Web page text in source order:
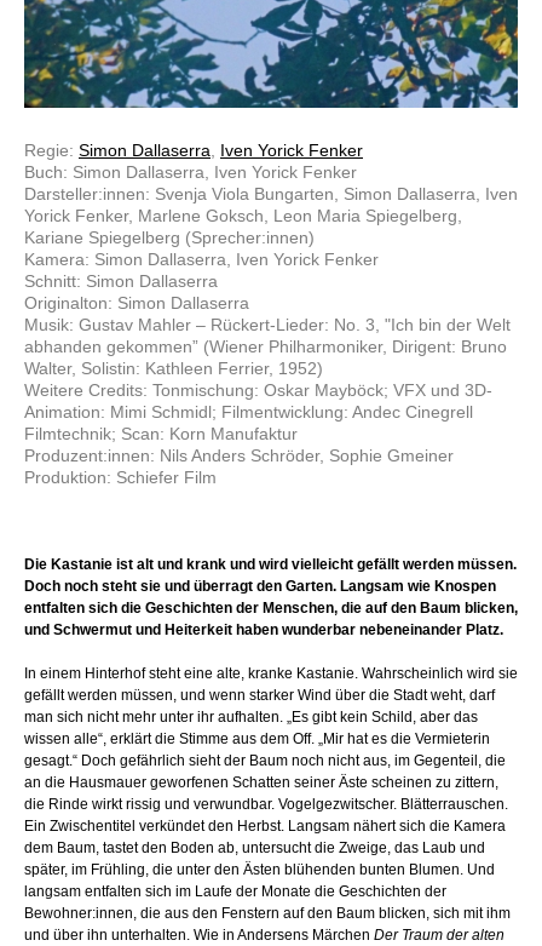
Regie: Simon Dallaserra
Iven Yorick Fenker
Buch: Simon Dallaserra, Iven Yorick Fenker
Darsteller:innen: Svenja Viola Bungarten, Simon Dallaserra, Iven
Yorick Fenker, Marlene Goksch, Leon Maria Spiegelberg,
Kariane Spiegelberg (Sprecher:innen)
Kamera: Simon Dallaserra, Iven Yorick Fenker
Schnitt: Simon Dallaserra
Originalton: Simon Dallaserra
Musik: Gustav Mahler – Rückert-Lieder: No. 3, "Ich bin der Welt
abhanden gekommen” (Wiener Philharmoniker, Dirigent: Bruno
Walter, Solistin: Kathleen Ferrier, 1952)
Weitere Credits: Tonmischung: Oskar Mayböck; VFX und 3D-
Animation: Mimi Schmidl; Filmentwicklung: Andec Cinegrell
Filmtechnik; Scan: Korn Manufaktur
Produzent:innen: Nils Anders Schröder, Sophie Gmeiner
Produktion: Schiefer Film
Die Kastanie ist alt und krank und wird vielleicht gefällt werden müssen.
Doch noch steht sie und überragt den Garten. Langsam wie Knospen
entfalten sich die Geschichten der Menschen, die auf den Baum blicken,
und Schwermut und Heiterkeit haben wunderbar nebeneinander Platz.
In einem Hinterhof steht eine alte, kranke Kastanie. Wahrscheinlich wird sie
gefällt werden müssen, und wenn starker Wind über die Stadt weht, darf
man sich nicht mehr unter ihr aufhalten. „Es gibt kein Schild, aber das
wissen alle“, erklärt die Stimme aus dem Off. „Mir hat es die Vermieterin
gesagt.“ Doch gefährlich sieht der Baum noch nicht aus, im Gegenteil, die
an die Hausmauer geworfenen Schatten seiner Äste scheinen zu zittern,
die Rinde wirkt rissig und verwundbar. Vogelgezwitscher. Blätterrauschen.
Ein Zwischentitel verkündet den Herbst. Langsam nähert sich die Kamera
dem Baum, tastet den Boden ab, untersucht die Zweige, das Laub und
später, im Frühling, die unter den Ästen blühenden bunten Blumen. Und
langsam entfalten sich im Laufe der Monate die Geschichten der
Bewohner:innen, die aus den Fenstern auf den Baum blicken, sich mit ihm
und über ihn unterhalten. Wie in Andersens Märchen Der Traum der alten